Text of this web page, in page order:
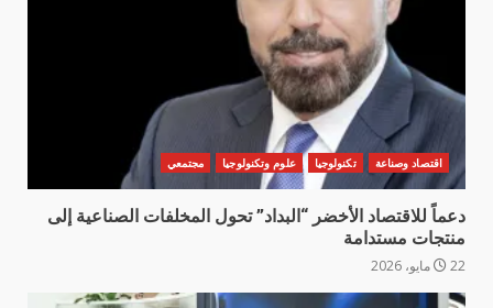
اقتصاد وصناعة تكنولوجيا علوم وتكنولوجيا مجتمعي
دعماً للاقتصاد الأخضر “البداد” تحول المخلفات الصناعية إلى
منتجات مستدامة
22 مايو، 2026